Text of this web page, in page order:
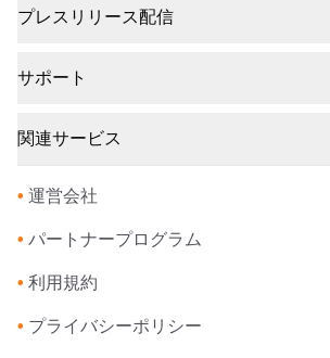
プレスリリース配信
サポート
関連サービス
• 運営会社
• パートナープログラム
• 利用規約
• プライバシーポリシー